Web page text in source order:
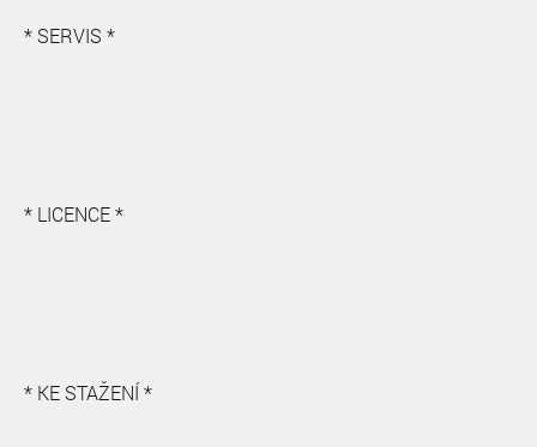
* SERVIS *
* LICENCE *
* KE STAŽENÍ *